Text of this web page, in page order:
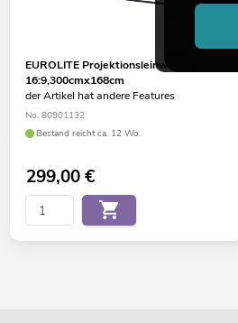
EUROLITE Projektionsleinwand
16:9,300cmx168cm
der Artikel hat andere Features
No. 80901132
Bestand reicht ca. 12 Wo.
299,00€